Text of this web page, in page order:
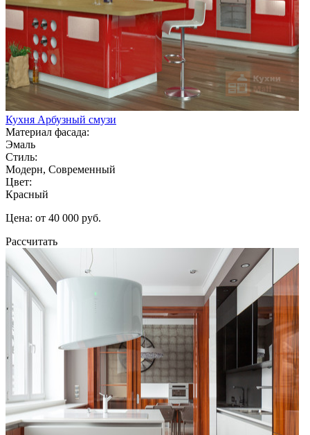
Кухня Арбузный смузи
Материал фасада:
Эмаль
Стиль:
Модерн, Современный
Цвет:
Красный
Цена: от 40 000 руб.
Рассчитать